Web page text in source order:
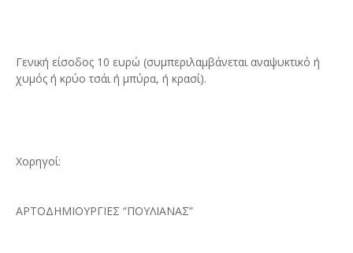
Γενική είσοδος 10 ευρώ (συμπεριλαμβάνεται αναψυκτικό ή
χυμός ή κρύο τσάι ή μπύρα, ή κρασί).
Χορηγοί:
ΑΡΤΟΔΗΜΙΟΥΡΓΙΕΣ “ΠΟΥΛΙΑΝΑΣ”